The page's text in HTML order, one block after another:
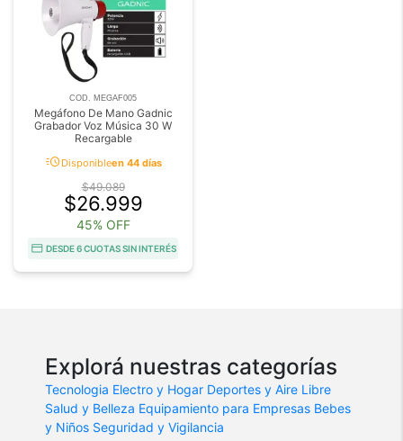
COD. MEGAF005
Megáfono De Mano Gadnic
Grabador Voz Música 30 W
Recargable
acuteDisponibleen 44 días
$49.089
$26.999
45% OFF
DESDE 6 CUOTAS SIN INTERÉS
Explorá nuestras categorías
Tecnologia Electro y Hogar Deportes y Aire Libre
Salud y Belleza Equipamiento para Empresas Bebes
y Niños Seguridad y Vigilancia